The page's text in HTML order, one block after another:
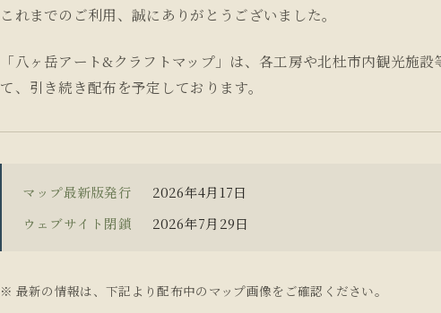
これまでのご利用、誠にありがとうございました。
「八ヶ岳アート&クラフトマップ」は、各工房や北杜市内観光施設
て、引き続き配布を予定しております。
マップ最新版発行
2026年4月17日
ウェブサイト閉鎖
2026年7月29日
※ 最新の情報は、下記より配布中のマップ画像をご確認ください。